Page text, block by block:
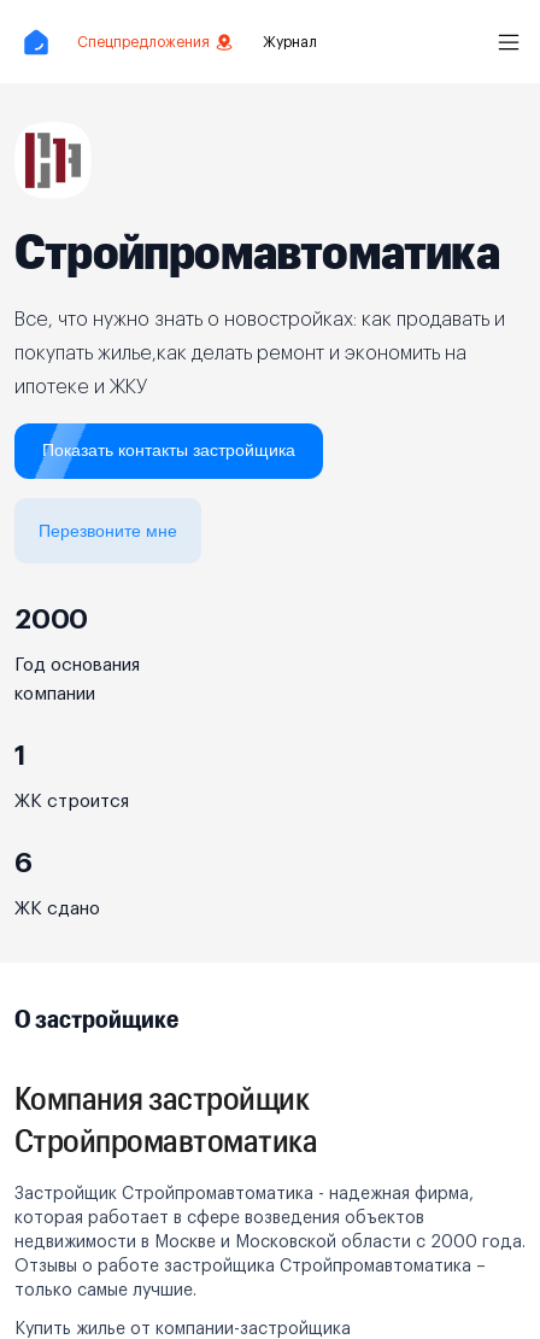
Спецпредложения Журнал
Стройпромавтоматика
Все, что нужно знать о новостройках: как продавать и
покупать жилье,как делать ремонт и экономить на
ипотеке и ЖКУ
Показать контакты застройщика
Перезвоните мне
2000
Год основания
компании
1
ЖК строится
6
ЖК сдано
О застройщике
Компания застройщик
Стройпромавтоматика
Застройщик Стройпромавтоматика - надежная фирма,
которая работает в сфере возведения объектов
недвижимости в Москве и Московской области с 2000 года.
Отзывы о работе застройщика Стройпромавтоматика –
только самые лучшие.
Купить жилье от компании-застройщика